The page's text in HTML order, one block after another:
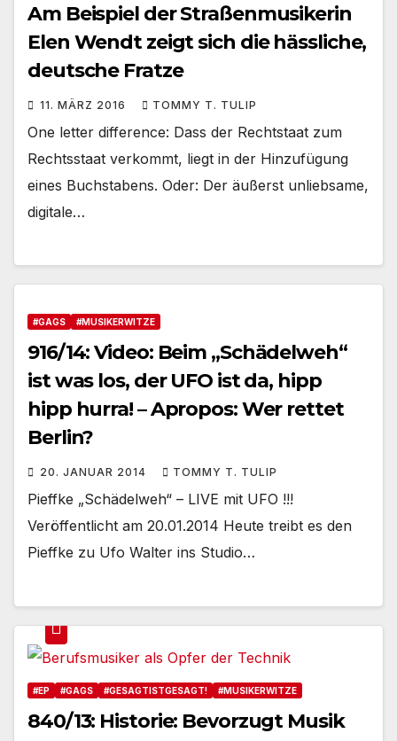
Am Beispiel der Straßenmusikerin
Elen Wendt zeigt sich die hässliche,
deutsche Fratze
11. MÄRZ 2016 TOMMY T. TULIP
One letter difference: Dass der Rechtstaat zum
Rechtsstaat verkommt, liegt in der Hinzufügung
eines Buchstabens. Oder: Der äußerst unliebsame,
digitale…
#GAGS #MUSIKERWITZE
916/14: Video: Beim „Schädelweh“
ist was los, der UFO ist da, hipp
hipp hurra! – Apropos: Wer rettet
Berlin?
20. JANUAR 2014 TOMMY T. TULIP
Pieffke „Schädelweh“ – LIVE mit UFO !!!
Veröffentlicht am 20.01.2014 Heute treibt es den
Pieffke zu Ufo Walter ins Studio…
#EP #GAGS #GESAGTISTGESAGT! #MUSIKERWITZE
840/13: Historie: Bevorzugt Musik